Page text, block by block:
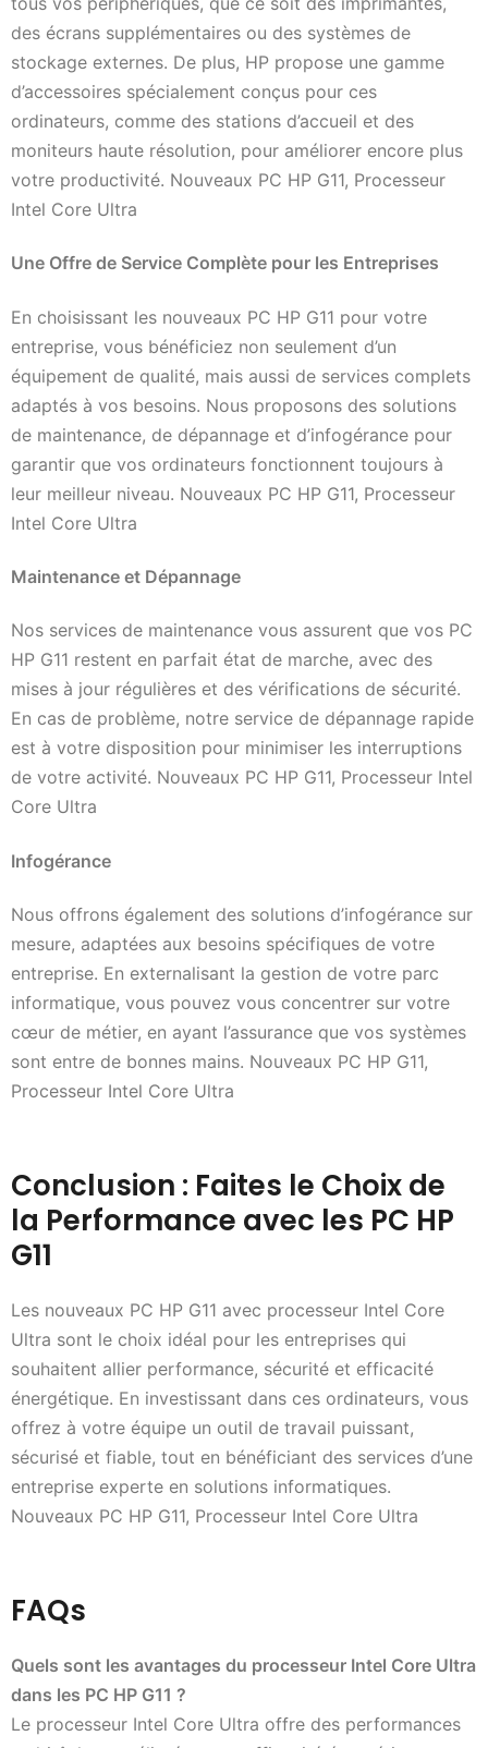
des écrans supplémentaires ou des systèmes de
stockage externes. De plus, HP propose une gamme
d’accessoires spécialement conçus pour ces
ordinateurs, comme des stations d’accueil et des
moniteurs haute résolution, pour améliorer encore plus
votre productivité. Nouveaux PC HP G11, Processeur
Intel Core Ultra
Une Offre de Service Complète pour les Entreprises
En choisissant les nouveaux PC HP G11 pour votre
entreprise, vous bénéficiez non seulement d’un
équipement de qualité, mais aussi de services complets
adaptés à vos besoins. Nous proposons des solutions
de maintenance, de dépannage et d’infogérance pour
garantir que vos ordinateurs fonctionnent toujours à
leur meilleur niveau. Nouveaux PC HP G11, Processeur
Intel Core Ultra
Maintenance et Dépannage
Nos services de maintenance vous assurent que vos PC
HP G11 restent en parfait état de marche, avec des
mises à jour régulières et des vérifications de sécurité.
En cas de problème, notre service de dépannage rapide
est à votre disposition pour minimiser les interruptions
de votre activité. Nouveaux PC HP G11, Processeur Intel
Core Ultra
Infogérance
Nous offrons également des solutions d’infogérance sur
mesure, adaptées aux besoins spécifiques de votre
entreprise. En externalisant la gestion de votre parc
informatique, vous pouvez vous concentrer sur votre
cœur de métier, en ayant l’assurance que vos systèmes
sont entre de bonnes mains. Nouveaux PC HP G11,
Processeur Intel Core Ultra
Conclusion : Faites le Choix de
la Performance avec les PC HP
G11
Les nouveaux PC HP G11 avec processeur Intel Core
Ultra sont le choix idéal pour les entreprises qui
souhaitent allier performance, sécurité et efficacité
énergétique. En investissant dans ces ordinateurs, vous
offrez à votre équipe un outil de travail puissant,
sécurisé et fiable, tout en bénéficiant des services d’une
entreprise experte en solutions informatiques.
Nouveaux PC HP G11, Processeur Intel Core Ultra
FAQs
Quels sont les avantages du processeur Intel Core Ultra
dans les PC HP G11 ?
Le processeur Intel Core Ultra offre des performances